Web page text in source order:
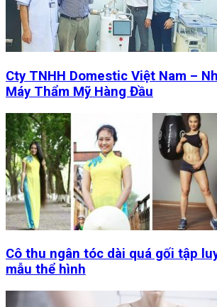
Cty TNHH Domestic Việt Nam –
Máy Thẩm Mỹ Hàng Đầu
Cô thu ngân tóc dài quá gối tập
mẫu thể hình